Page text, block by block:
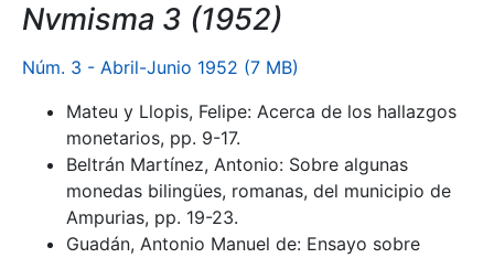
Nvmisma 3 (1952)
Núm. 3 - Abril-Junio 1952 (7 MB)
Mateu y Llopis, Felipe: Acerca de los hallazgos
monetarios, pp. 9-17.
Beltrán Martínez, Antonio: Sobre algunas
monedas bilingües, romanas, del municipio de
Ampurias, pp. 19-23.
Guadán, Antonio Manuel de: Ensayo sobre